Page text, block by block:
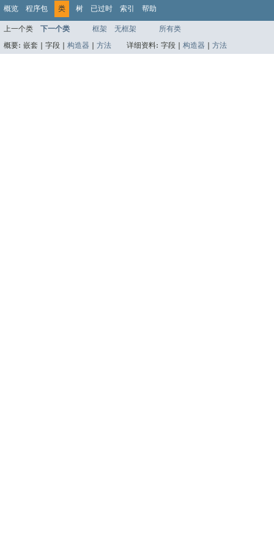
概览 程序包 类 树 已过时 索引 帮助
上一个类 下一个类 框架 无框架
所有类
概要: 嵌套 | 字段 | 构造器 方法 详细资料: 字段 | 构造器 方法